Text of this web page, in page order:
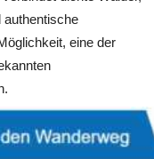
authentische
eine der